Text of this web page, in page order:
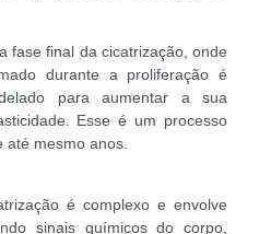
fase final da cicatrização, onde
durante a proliferação é
para aumentar a sua
Esse é um processo
mesmo anos.
é complexo e envolve
sinais químicos do corpo,